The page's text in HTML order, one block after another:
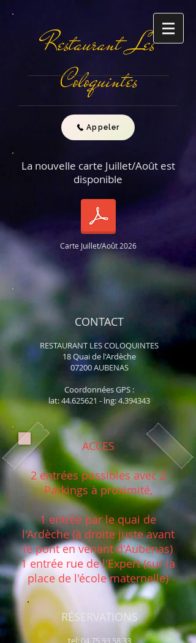
Restaurant Les
Coloquintes
Appeler
La nouvelle carte Juillet/Août est
disponible
Carte Juillet/Août 2026
CONTACT
RESTAURANT LES COLOQUINTES
18 Quai de l'Ardèche
07200 AUBENAS
Coordonnées GPS :
lat:44.625621 - lng:4.394343
ACCES
2 entrées possibles avec 2
Parkings à proximité,
1 entrée par le quai de
l'Ardèche (à droite juste avant
le pont en venant d'Aubenas)
1 entrée rue de l'Expert (sur la
place de l'école maternelle)
RÉSERVATIONS
tel:04 75 93 58 33